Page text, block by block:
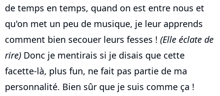
de temps en temps, quand on est entre nous et
qu'on met un peu de musique, je leur apprends
comment bien secouer leurs fesses ! (Elle éclate de
rire) Donc je mentirais si je disais que cette
facette-là, plus fun, ne fait pas partie de ma
personnalité. Bien sûr que je suis comme ça !